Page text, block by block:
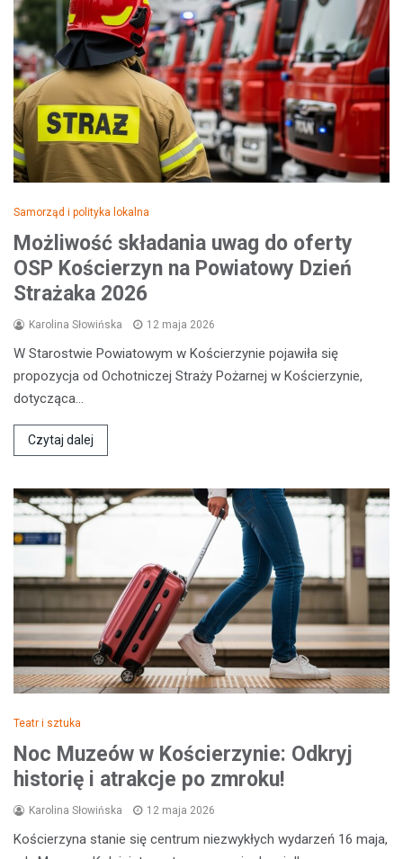
Samorząd i polityka lokalna
Możliwość składania uwag do oferty
OSP Kościerzyn na Powiatowy Dzień
Strażaka 2026
Karolina Słowińska 12 maja 2026
W Starostwie Powiatowym w Kościerzynie pojawiła się
propozycja od Ochotniczej Straży Pożarnej w Kościerzynie,
dotycząca…
Czytaj dalej
Teatr i sztuka
Noc Muzeów w Kościerzynie: Odkryj
historię i atrakcje po zmroku!
Karolina Słowińska 12 maja 2026
Kościerzyna stanie się centrum niezwykłych wydarzeń 16 maja,